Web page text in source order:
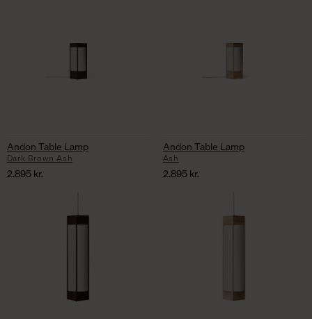
Andon Table Lamp
Dark Brown Ash
2.895kr.
Andon Table Lamp
Ash
2.895kr.